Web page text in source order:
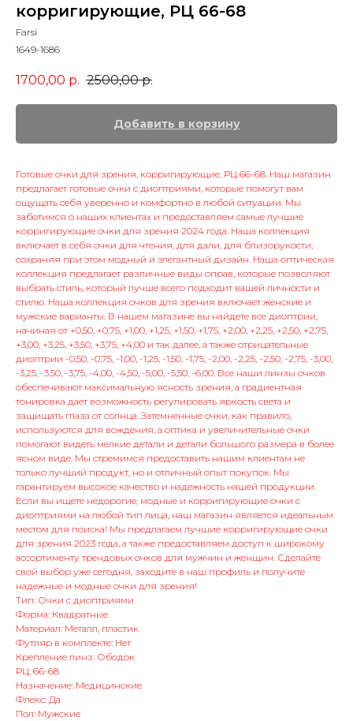
корригирующие, РЦ 66-68
Farsi
1649-1686
1700,00 р. 2500,00 р.
Добавить в корзину
Готовые очки для зрения, корригирующие, РЦ 66-68. Наш магазин
предлагает готовые очки с диоптриями, которые помогут вам
ощущать себя уверенно и комфортно в любой ситуации. Мы
заботимся о наших клиентах и предоставляем самые лучшие
корригирующие очки для зрения 2024 года. Наша коллекция
включает в себя очки для чтения, для дали, для близорукости,
сохраняя при этом модный и элегантный дизайн. Наша оптическая
коллекция предлагает различные виды оправ, которые позволяют
выбрать стиль, который лучше всего подходит вашей личности и
стилю. Наша коллекция очков для зрения включает женские и
мужские варианты. В нашем магазине вы найдете все диоптрии,
начиная от +0,50, +0,75, +1,00, +1,25, +1,50, +1,75, +2,00, +2,25, +2,50, +2,75,
+3,00, +3,25, +3,50, +3,75, +4,00 и так далее, а также отрицательные
диоптрии -0,50, -0,75, -1,00, -1,25, -1,50, -1,75, -2,00, -2,25, -2,50, -2,75, -3,00,
-3,25, -3,50, -3,75, -4,00, -4,50, -5,00, -5,50, -6,00. Все наши линзы очков
обеспечивают максимальную ясность зрения, а градиентная
тонировка дает возможность регулировать яркость света и
защищать глаза от солнца. Затемненные очки, как правило,
используются для вождения, а оптика и увеличительные очки
помогают видеть мелкие детали и детали большого размера в более
ясном виде. Мы стремимся предоставить нашим клиентам не
только лучший продукт, но и отличный опыт покупок. Мы
гарантируем высокое качество и надежность нашей продукции.
Если вы ищете недорогие, модные и корригирующие очки с
диоптриями на любой тип лица, наш магазин является идеальным
местом для поиска! Мы предлагаем лучшие корригирующие очки
для зрения 2023 года, а также предоставляем доступ к широкому
ассортименту трендовых очков для мужчин и женщин. Сделайте
свой выбор уже сегодня, заходите в наш профиль и получите
надежные и модные очки для зрения!
Тип: Очки с диоптриями
Форма: Квадратные
Материал: Металл, пластик
Футляр в комплекте: Нет
Крепление линз: Ободок
РЦ: 66-68
Назначение: Медицинские
Флекс: Да
Пол: Мужские